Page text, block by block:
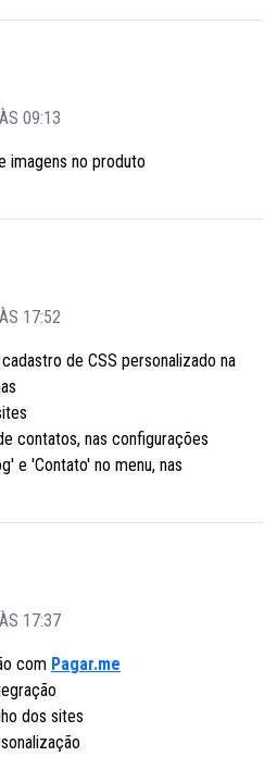
09:13
imagens no produto
17:52
de CSS personalizado na
contatos, nas configurações
e 'Contato' no menu, nas
17:37
com Pagar.me
dos sites